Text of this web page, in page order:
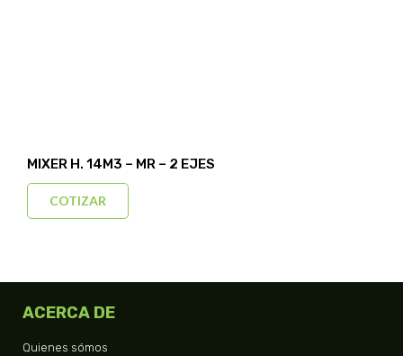
MIXER H. 14M3 – MR – 2 EJES
COTIZAR
ACERCA DE
Quienes sómos